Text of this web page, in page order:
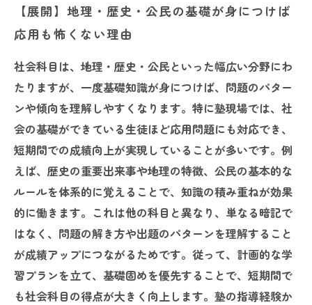
【展開】地理・歴史・公民の基礎が身につけば
応用も怖くない理由
社会科目は、地理・歴史・公民といった幅広い分野にわ
たりますが、一度基礎知識が身につけば、問題のパター
ンや傾向を理解しやすくなります。特に塾現場では、社
会の基礎ができている生徒ほど応用問題にも対応でき、
短期間での成績向上が実現していることが多いです。例
えば、歴史の重要出来事や地理の特徴、公民の基本的な
ルールを体系的に覚えることで、知識の積み重ねが効果
的に働きます。これは他の科目と異なり、単なる暗記で
はなく、問題の解き方や出題のパターンを理解すること
が成績アップにつながるためです。従って、計画的な学
習プランを立て、基礎固めを優先することで、短期間で
も社会科目の得点が大きく向上します。塾の指導経験か